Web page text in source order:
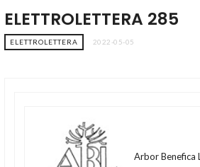
ELETTROLETTERA 285
ELETTROLETTERA 2022-05-05
Arbor Benefica